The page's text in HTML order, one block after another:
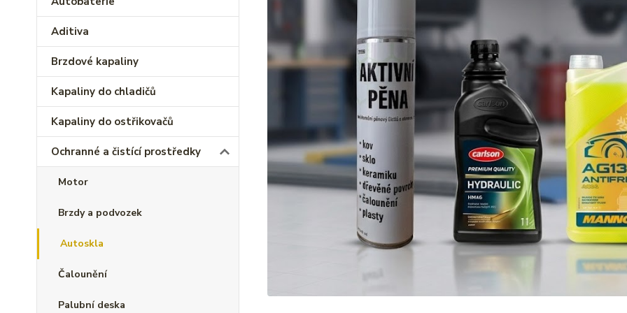
Aditiva
Brzdové kapaliny
Kapaliny do chladičů
Kapaliny do ostřikovačů
Ochranné a čistící prostředky
Motor
Brzdy a podvozek
Autoskla
Čalounění
Palubní deska